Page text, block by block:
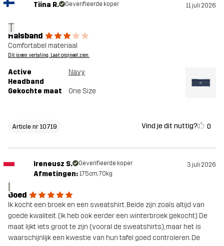
T
Tiina R. Geverifieerde koper 11 juli 2026
Halsband
Comfortabel materiaal
Dit is een vertaling. Laat orgineel zien.
Active
Headband
Navy
Gekochte maat One Size
Article nr 10719 Vind je dit nuttig? 0
I
Ireneusz S. Geverifieerde koper 3 juli 2026
Afmetingen: 175cm, 70kg
Goed
Ik kocht een broek en een sweatshirt. Beide zijn zoals altijd van
goede kwaliteit. (Ik heb ook eerder een winterbroek gekocht) De
maat lijkt iets groot te zijn (vooral de sweatshirts), maar het is
waarschijnlijk een kwestie van hun tafel goed controleren. De